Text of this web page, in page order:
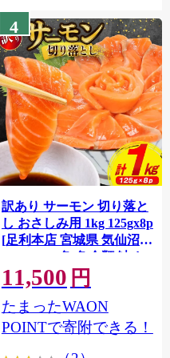
4
訳あり サーモン 切り落と
し おさしみ用 1kg 125gx8p
[足利本店 宮城県 気仙沼市
20564313] 魚 魚介類 鮭 お
刺し身 刺し身 刺身 生 生食
個包装 チリ銀鮭 銀鮭 海鮮
海鮮丼 魚介
11,500 円
たまったWAON
POINTで寄附できる！